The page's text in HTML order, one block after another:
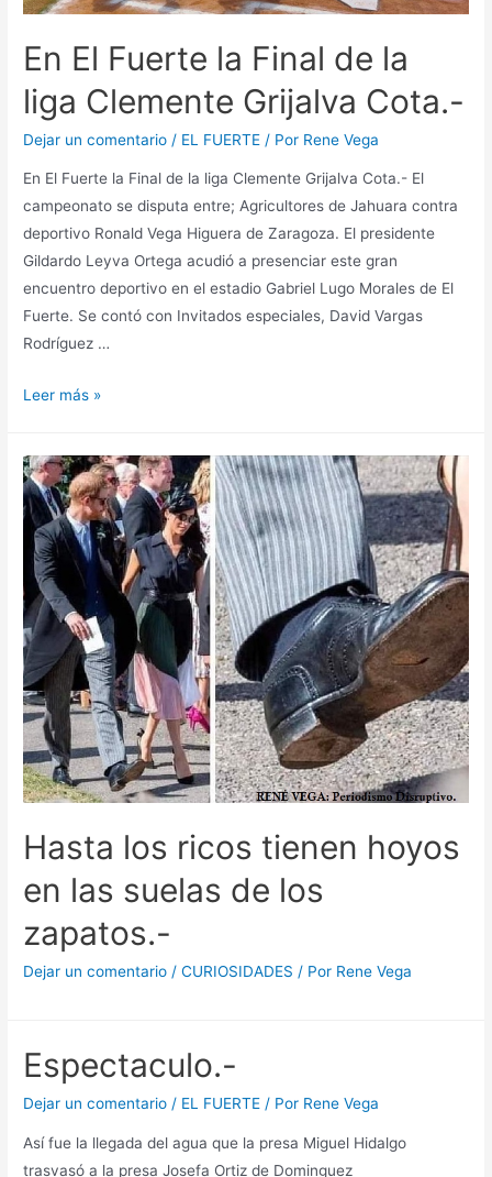
En El Fuerte la Final de la
liga Clemente Grijalva Cota.-
Dejar un comentario / EL FUERTE / Por Rene Vega
En El Fuerte la Final de la liga Clemente Grijalva Cota.- El
campeonato se disputa entre; Agricultores de Jahuara contra
deportivo Ronald Vega Higuera de Zaragoza. El presidente
Gildardo Leyva Ortega acudió a presenciar este gran
encuentro deportivo en el estadio Gabriel Lugo Morales de El
Fuerte. Se contó con Invitados especiales, David Vargas
Rodríguez …
Leer más »
Hasta los ricos tienen hoyos
en las suelas de los
zapatos.-
Dejar un comentario /CURIOSIDADES / Por Rene Vega
Espectaculo.-
Dejar un comentario / EL FUERTE / Por Rene Vega
Así fue la llegada del agua que la presa Miguel Hidalgo
trasvasó a la presa Josefa Ortiz de Dominguez